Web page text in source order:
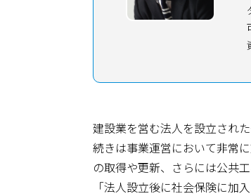
建設業を営む法人を設立され
続きは事業運営において非常
の取得や更新、さらには公共
「法人設立後に社会保険に加